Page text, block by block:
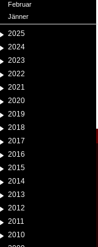
Februar
Jänner
2025
2024
2023
2022
2021
2020
2019
2018
2017
2016
2015
2014
2013
2012
2011
2010